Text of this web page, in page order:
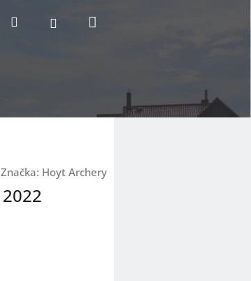
Hledat Přihlášení
Značka: Hoyt Archery